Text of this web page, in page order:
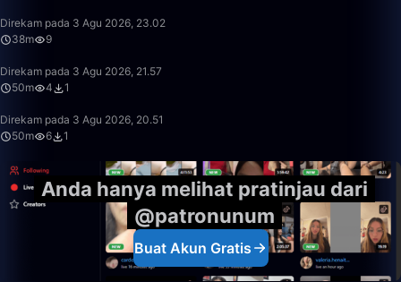
Direkam pada 3 Agu 2026, 23.02
38m
9
Direkam pada 3 Agu 2026, 21.57
50m
4 1
Direkam pada 3 Agu 2026, 20.51
50m
6 1
Anda hanya melihat pratinjau dari
@patronunum
Buat Akun Gratis